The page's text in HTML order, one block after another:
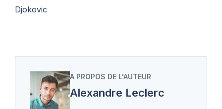
Djokovic
A PROPOS DE L'AUTEUR
Alexandre Leclerc